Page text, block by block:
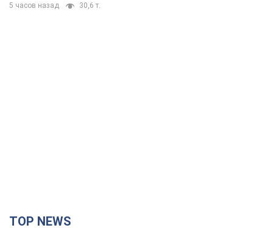
5 часов назад 30,6 т.
TOP NEWS